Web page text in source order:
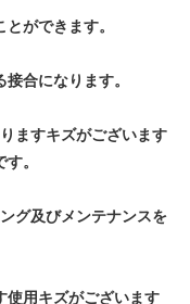
ができます。
合になります。
ますキズがございます
。
グ及びメンテナンスを
使用キズがございます